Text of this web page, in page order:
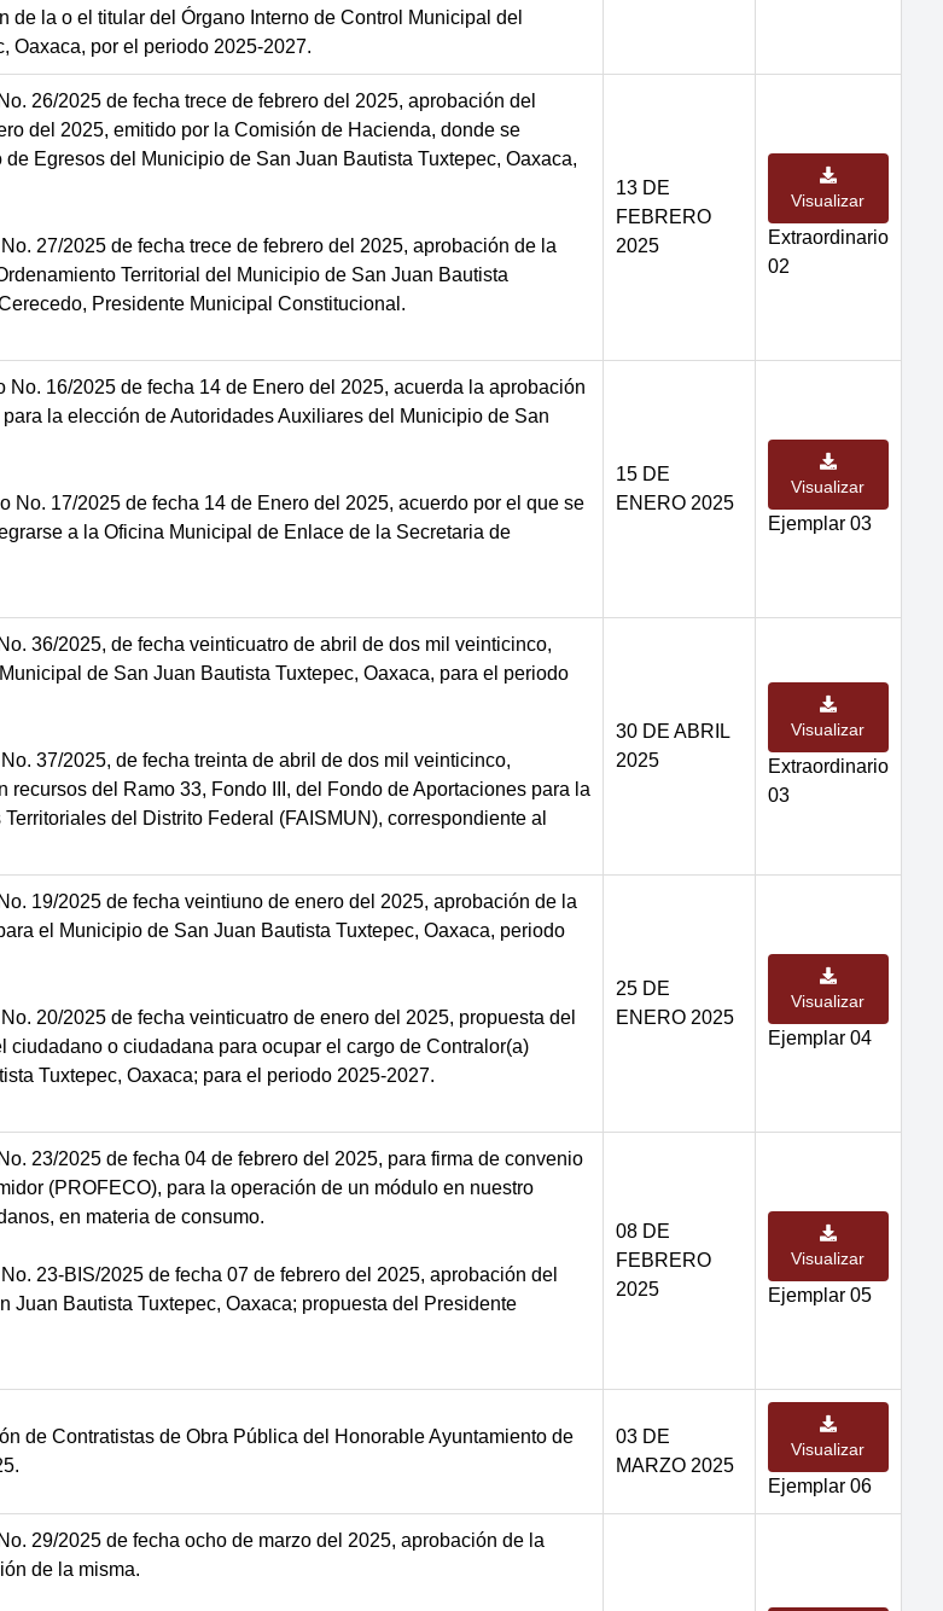
la o el titular del Órgano Interno de Control Municipal del
Oaxaca, por el periodo 2025-2027.
26/2025 de fecha trece de febrero del 2025, aprobación del
del 2025, emitido por la Comisión de Hacienda, donde se
Egresos del Municipio de San Juan Bautista Tuxtepec, Oaxaca,
27/2025 de fecha trece de febrero del 2025, aprobación de la
Territorial del Municipio de San Juan Bautista
Presidente Municipal Constitucional.
13 DE
FEBRERO
2025
Visualizar
Extraordinario
02
16/2025 de fecha 14 de Enero del 2025, acuerda la aprobación
la elección de Autoridades Auxiliares del Municipio de San
No. 17/2025 de fecha 14 de Enero del 2025, acuerdo por el que se
a la Oficina Municipal de Enlace de la Secretaria de
15 DE
ENERO 2025
Visualizar
Ejemplar 03
36/2025, de fecha veinticuatro de abril de dos mil veinticinco,
de San Juan Bautista Tuxtepec, Oaxaca, para el periodo
37/2025, de fecha treinta de abril de dos mil veinticinco,
del Ramo 33, Fondo III, del Fondo de Aportaciones para la
del Distrito Federal (FAISMUN), correspondiente al
30 DE ABRIL
2025
Visualizar
Extraordinario
03
19/2025 de fecha veintiuno de enero del 2025, aprobación de la
el Municipio de San Juan Bautista Tuxtepec, Oaxaca, periodo
20/2025 de fecha veinticuatro de enero del 2025, propuesta del
o ciudadana para ocupar el cargo de Contralor(a)
Tuxtepec, Oaxaca; para el periodo 2025-2027.
25 DE
ENERO 2025
Visualizar
Ejemplar 04
23/2025 de fecha 04 de febrero del 2025, para firma de convenio
(PROFECO), para la operación de un módulo en nuestro
en materia de consumo.
23-BIS/2025 de fecha 07 de febrero del 2025, aprobación del
Bautista Tuxtepec, Oaxaca; propuesta del Presidente
08 DE
FEBRERO
2025
Visualizar
Ejemplar 05
de Contratistas de Obra Pública del Honorable Ayuntamiento de
03 DE
MARZO 2025
Visualizar
Ejemplar 06
29/2025 de fecha ocho de marzo del 2025, aprobación de la
de la misma.